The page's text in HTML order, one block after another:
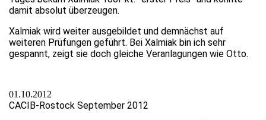
damit absolut überzeugen.
Xalmiak wird weiter ausgebildet und demnächst auf
weiteren Prüfungen geführt. Bei Xalmiak bin ich sehr
gespannt, zeigt sie doch gleiche Veranlagungen wie Otto.
01.10.2012
CACIB-Rostock September 2012